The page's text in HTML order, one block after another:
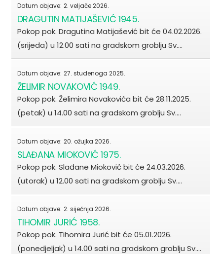
Datum objave: 2. veljače 2026.
DRAGUTIN MATIJAŠEVIĆ 1945.
Pokop pok. Dragutina Matijašević bit će 04.02.2026.
(srijeda) u 12.00 sati na gradskom groblju Sv.…
Datum objave: 27. studenoga 2025.
ŽELIMIR NOVAKOVIĆ 1949.
Pokop pok. Želimira Novakovića bit će 28.11.2025.
(petak) u 14.00 sati na gradskom groblju Sv.…
Datum objave: 20. ožujka 2026.
SLAĐANA MIOKOVIĆ 1975.
Pokop pok. Slađane Mioković bit će 24.03.2026.
(utorak) u 12.00 sati na gradskom groblju Sv.…
Datum objave: 2. siječnja 2026.
TIHOMIR JURIĆ 1958.
Pokop pok. Tihomira Jurić bit će 05.01.2026.
(ponedjeljak) u 14.00 sati na gradskom groblju Sv.…